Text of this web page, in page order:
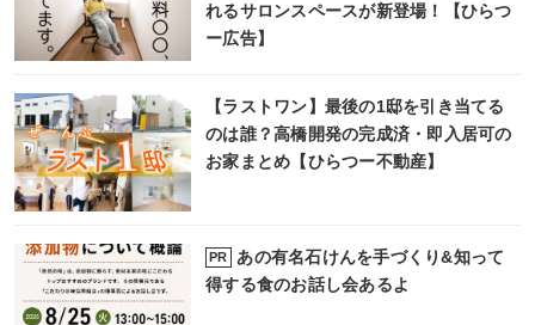
れるサロンスペースが新登場！【ひらつ
ー広告】
【ラストワン】最後の1邸を引き当てる
のは誰？高橋開発の完成済・即入居可の
お家まとめ【ひらつー不動産】
PR
あの有名石けんを手づくり&知って
得する食のお話し会あるよ